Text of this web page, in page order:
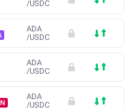
/USDC
ADA
/USDC
ADA
/USDC
ADA
/USDC